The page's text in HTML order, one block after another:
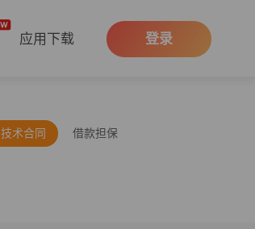
应用下载 登录
技术合同 借款担保